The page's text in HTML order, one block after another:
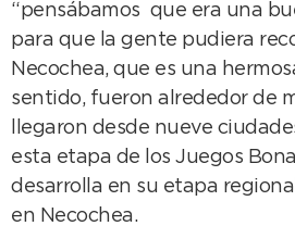
“pensábamos que era una
para que la gente pudiera
Necochea, que es una
sentido, fueron alrededor de
llegaron desde nueve
esta etapa de los Juegos
desarrolla en su etapa
en Necochea.